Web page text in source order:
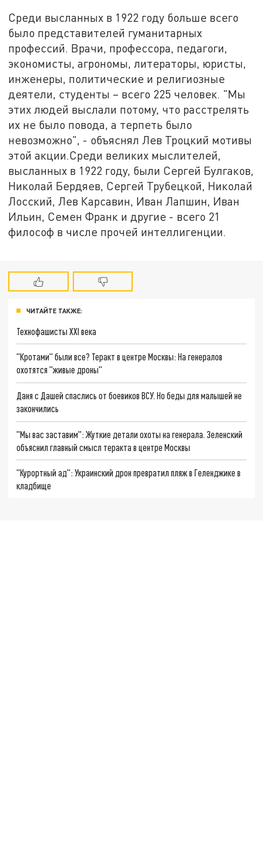
Среди высланных в 1922 году больше всего
было представителей гуманитарных
профессий. Врачи, профессора, педагоги,
экономисты, агрономы, литераторы, юристы,
инженеры, политические и религиозные
деятели, студенты – всего 225 человек. "Мы
этих людей выслали потому, что расстрелять
их не было повода, а терпеть было
невозможно", - объяснял Лев Троцкий мотивы
этой акции.Среди великих мыслителей,
высланных в 1922 году, были Сергей Булгаков,
Николай Бердяев, Сергей Трубецкой, Николай
Лосский, Лев Карсавин, Иван Лапшин, Иван
Ильин, Семен Франк и другие - всего 21
философ в числе прочей интеллигенции.
ЧИТАЙТЕ ТАКЖЕ:
Технофашисты XXI века
"Кротами" были все? Теракт в центре Москвы: На генералов
охотятся "живые дроны"
Даня с Дашей спаслись от боевиков ВСУ. Но беды для малышей не
закончились
"Мы вас заставим": Жуткие детали охоты на генерала. Зеленский
объяснил главный смысл теракта в центре Москвы
"Курортный ад": Украинский дрон превратил пляж в Геленджике в
кладбище